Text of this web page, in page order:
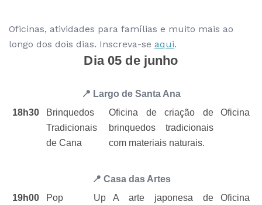
Oficinas, atividades para famílias e muito mais ao
longo dos dois dias. Inscreva-se aqui.
Dia 05 de junho
📍 Largo de Santa Ana
18h30
Brinquedos
Tradicionais
de Cana
Oficina de criação de
brinquedos tradicionais
com materiais naturais.
Oficina
📍 Casa das Artes
19h00
Pop Up
A arte japonesa de
Oficina